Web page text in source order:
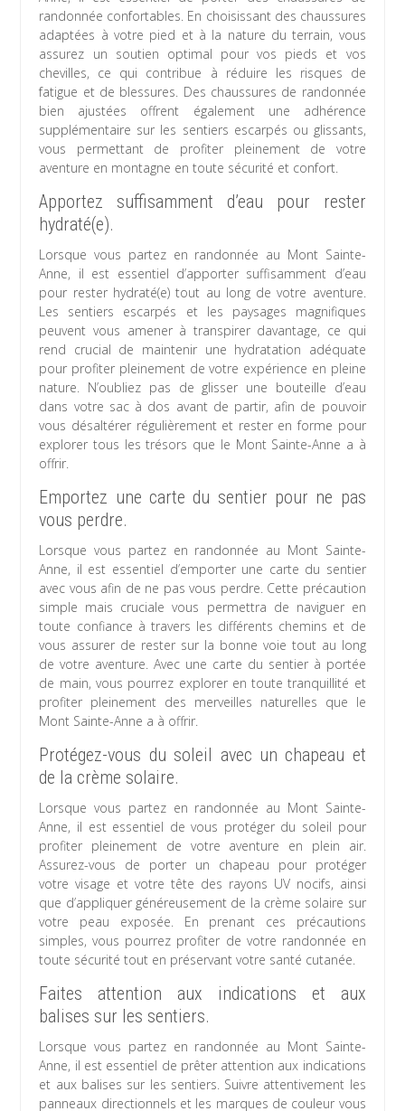
randonnée confortables. En choisissant des chaussures
adaptées à votre pied et à la nature du terrain, vous
assurez un soutien optimal pour vos pieds et vos
chevilles, ce qui contribue à réduire les risques de
fatigue et de blessures. Des chaussures de randonnée
bien ajustées offrent également une adhérence
supplémentaire sur les sentiers escarpés ou glissants,
vous permettant de profiter pleinement de votre
aventure en montagne en toute sécurité et confort.
Apportez suffisamment d’eau pour rester
hydraté(e).
Lorsque vous partez en randonnée au Mont Sainte-
Anne, il est essentiel d’apporter suffisamment d’eau
pour rester hydraté(e) tout au long de votre aventure.
Les sentiers escarpés et les paysages magnifiques
peuvent vous amener à transpirer davantage, ce qui
rend crucial de maintenir une hydratation adéquate
pour profiter pleinement de votre expérience en pleine
nature. N’oubliez pas de glisser une bouteille d’eau
dans votre sac à dos avant de partir, afin de pouvoir
vous désaltérer régulièrement et rester en forme pour
explorer tous les trésors que le Mont Sainte-Anne a à
offrir.
Emportez une carte du sentier pour ne pas
vous perdre.
Lorsque vous partez en randonnée au Mont Sainte-
Anne, il est essentiel d’emporter une carte du sentier
avec vous afin de ne pas vous perdre. Cette précaution
simple mais cruciale vous permettra de naviguer en
toute confiance à travers les différents chemins et de
vous assurer de rester sur la bonne voie tout au long
de votre aventure. Avec une carte du sentier à portée
de main, vous pourrez explorer en toute tranquillité et
profiter pleinement des merveilles naturelles que le
Mont Sainte-Anne a à offrir.
Protégez-vous du soleil avec un chapeau et
de la crème solaire.
Lorsque vous partez en randonnée au Mont Sainte-
Anne, il est essentiel de vous protéger du soleil pour
profiter pleinement de votre aventure en plein air.
Assurez-vous de porter un chapeau pour protéger
votre visage et votre tête des rayons UV nocifs, ainsi
que d’appliquer généreusement de la crème solaire sur
votre peau exposée. En prenant ces précautions
simples, vous pourrez profiter de votre randonnée en
toute sécurité tout en préservant votre santé cutanée.
Faites attention aux indications et aux
balises sur les sentiers.
Lorsque vous partez en randonnée au Mont Sainte-
Anne, il est essentiel de prêter attention aux indications
et aux balises sur les sentiers. Suivre attentivement les
panneaux directionnels et les marques de couleur vous